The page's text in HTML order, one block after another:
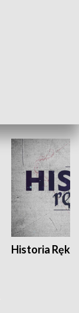
Historia Ręką